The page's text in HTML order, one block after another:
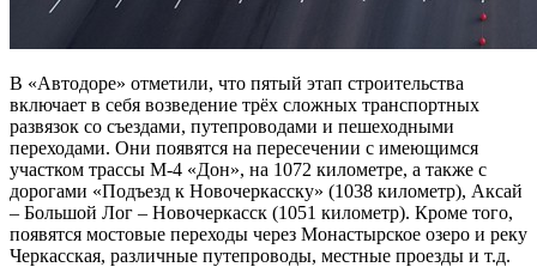
В «Автодоре» отметили, что пятый этап строительства
включает в себя возведение трёх сложных транспортных
развязок со съездами, путепроводами и пешеходными
переходами. Они появятся на пересечении с имеющимся
участком трассы М-4 «Дон», на 1072 километре, а также с
дорогами «Подъезд к Новочеркасску» (1038 километр), Аксай
– Большой Лог – Новочеркасск (1051 километр). Кроме того,
появятся мостовые переходы через Монастырское озеро и реку
Черкасская, различные путепроводы, местные проезды и т.д.